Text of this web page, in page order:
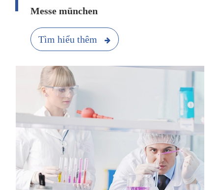
Messe münchen
Tìm hiểu thêm